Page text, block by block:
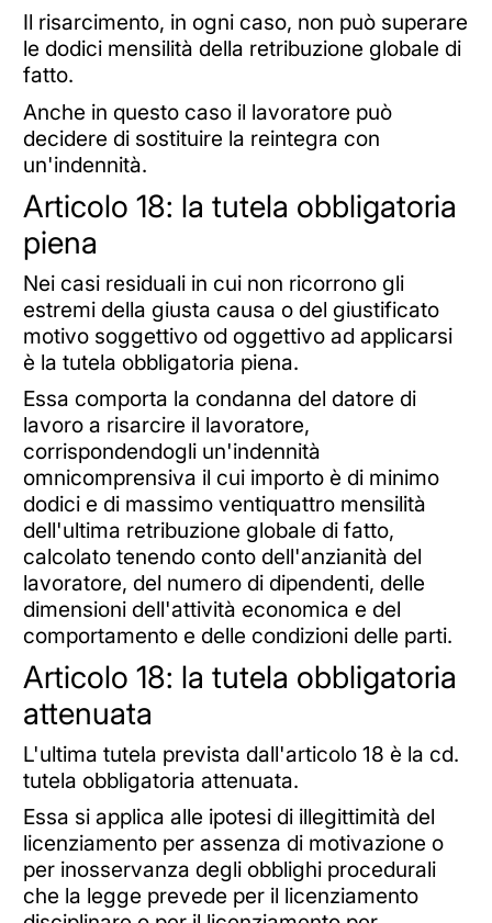
Il risarcimento, in ogni caso, non può superare
le dodici mensilità della retribuzione globale di
fatto.
Anche in questo caso il lavoratore può
decidere di sostituire la reintegra con
un'indennità.
Articolo 18: la tutela obbligatoria
piena
Nei casi residuali in cui non ricorrono gli
estremi della giusta causa o del giustificato
motivo soggettivo od oggettivo ad applicarsi
è la tutela obbligatoria piena.
Essa comporta la condanna del datore di
lavoro a risarcire il lavoratore,
corrispondendogli un'indennità
omnicomprensiva il cui importo è di minimo
dodici e di massimo ventiquattro mensilità
dell'ultima retribuzione globale di fatto,
calcolato tenendo conto dell'anzianità del
lavoratore, del numero di dipendenti, delle
dimensioni dell'attività economica e del
comportamento e delle condizioni delle parti.
Articolo 18: la tutela obbligatoria
attenuata
L'ultima tutela prevista dall'articolo 18 è la cd.
tutela obbligatoria attenuata.
Essa si applica alle ipotesi di illegittimità del
licenziamento per assenza di motivazione o
per inosservanza degli obblighi procedurali
che la legge prevede per il licenziamento